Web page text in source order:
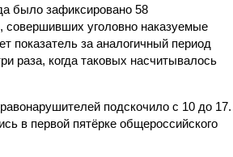
было зафиксировано 58
совершивших уголовно наказуемые
показатель за аналогичный период
раза, когда таковых насчитывалось
подскочило с 10 до 17.
в первой пятёрке общероссийского